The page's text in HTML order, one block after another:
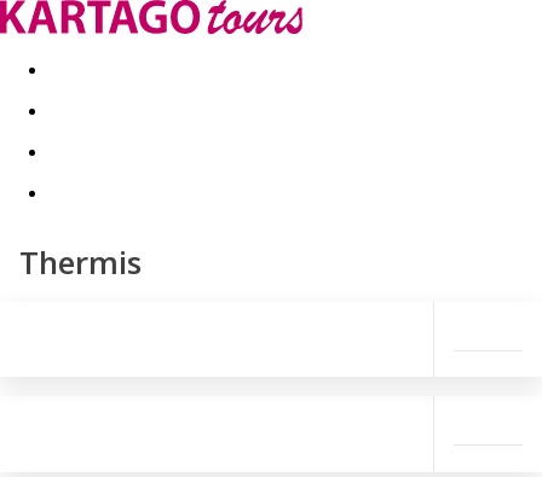
Last minute Dovolenkové kluby
Thermis